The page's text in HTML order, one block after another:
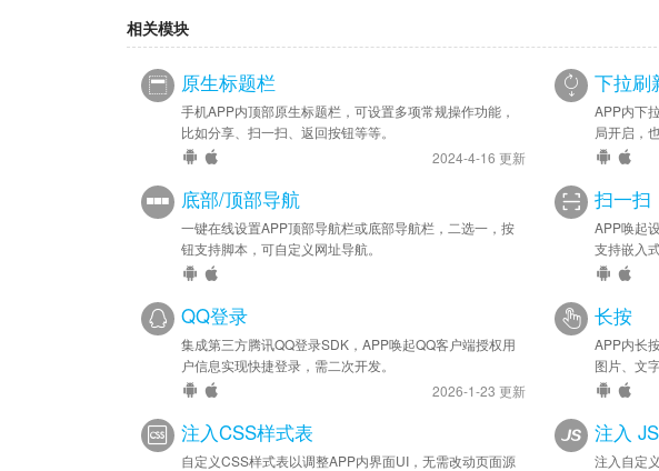
相关模块
原生标题栏
手机APP内顶部原生标题栏，可设置多项常规操作功能，
比如分享、扫一扫、返回按钮等等。
2024-4-16 更新
下拉刷
APP内下
局开启，
底部/顶部导航
一键在线设置APP顶部导航栏或底部导航栏，二选一，按
钮支持脚本，可自定义网址导航。
扫一扫
APP唤起
支持嵌入
理。
QQ登录
集成第三方腾讯QQ登录SDK，APP唤起QQ客户端授权用
户信息实现快捷登录，需二次开发。
2026-1-23 更新
长按
APP内长
图片、文
注入CSS样式表
自定义CSS样式表以调整APP内界面UI，无需改动页面源
注入
注入自定